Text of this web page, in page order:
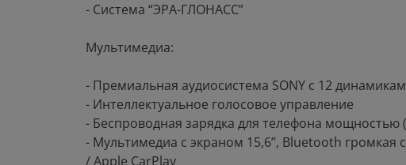
- Система “ЭРА-ГЛОНАСС”
Мультимедиа:
- Премиальная аудиосистема SONY c 12
- Интеллектуальное голосовое управление
- Беспроводная зарядка для телефона мощностью
- Мультимедиа c экраном 15,6’’, Bluetooth
/ Apple CarPlay